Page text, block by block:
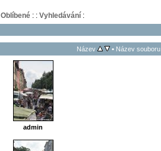
Oblíbené: : Vyhledávání:
Název • Název souboru
admin